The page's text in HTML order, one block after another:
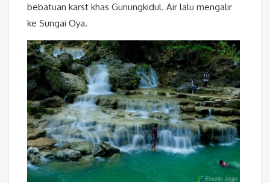
bebatuan karst khas Gunungkidul. Air lalu mengalir
ke Sungai Oya.